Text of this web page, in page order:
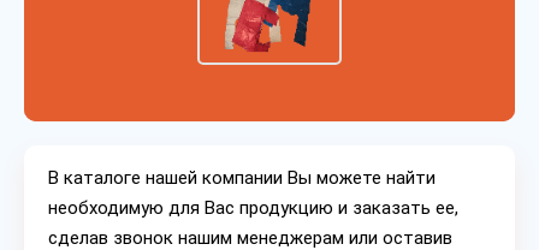
В каталоге нашей компании Вы можете найти
необходимую для Вас продукцию и заказать ее,
сделав звонок нашим менеджерам или оставив